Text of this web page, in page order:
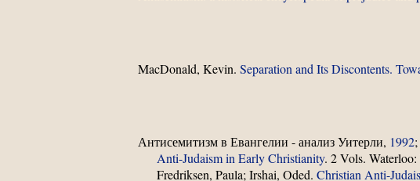
MacDonald, Kevin. Separation and Its Discontents.
Антисемитизм в Евангелии - анализ Уитерли, 1992;
Anti-Judaism in Early Christianity. 2 Vols.
Fredriksen, Paula; Irshai, Oded. Christian Anti-